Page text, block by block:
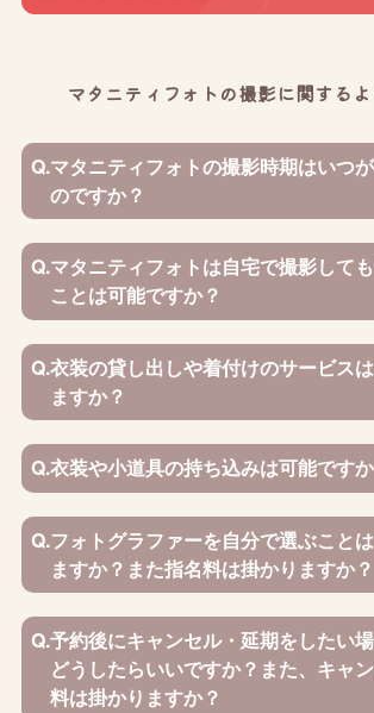
マタニティフォトの撮影に関する
Q.マタニティフォトの撮影時期はいつ
のですか？
Q.マタニティフォトは自宅で撮影して
ことは可能ですか？
Q.衣装の貸し出しや着付けのサービス
ますか？
Q.衣装や小道具の持ち込みは可能です
Q.フォトグラファーを自分で選ぶこと
ますか？また指名料は掛かりますか？
Q.予約後にキャンセル・延期をしたい
どうしたらいいですか？また、キャ
料は掛かりますか？